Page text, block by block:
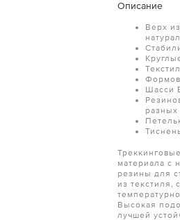
Описание
Верх
Шасси
разных
материала с
резины для
из текстиля,
Высокая
лучшей